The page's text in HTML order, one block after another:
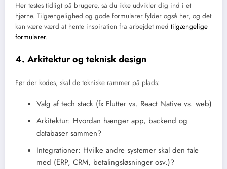
Her testes tidligt på brugere, så du ikke udvikler dig ind i et
hjørne. Tilgængelighed og gode formularer fylder også her, og det
kan være værd at hente inspiration fra arbejdet med tilgængelige
formularer.
4. Arkitektur og teknisk design
Før der kodes, skal de tekniske rammer på plads:
Valg af tech stack (fx Flutter vs. React Native vs. web)
Arkitektur: Hvordan hænger app, backend og
databaser sammen?
Integrationer: Hvilke andre systemer skal den tale
med (ERP, CRM, betalingsløsninger osv.)?